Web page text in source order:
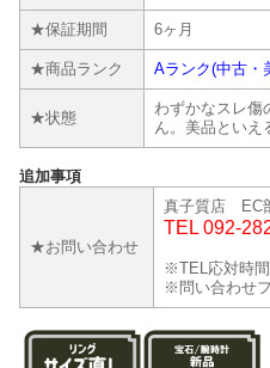
★保証期間 6ヶ月
★商品ランク Aランク(中古・
★状態
わずかなスレ傷
ん。美品といえ
追加事項
★お問い合わせ
真子質店 EC
TEL 092-
※TEL応対時間
※問い合わせ